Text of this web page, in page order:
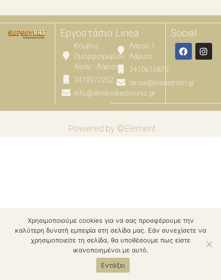
Εργοστάσιο
Κόμβος
Ομορφοχωρίου
Αγιας - Λάρισας
2410972252
info@dimitriskarbounis.gr
Linea
Λαγου 1
Λάρισα
2410615870
larisa@lineastrom.gr
Social
Powered by ©Element
Χρησιμοποιούμε cookies για να σας προσφέρουμε την
καλύτερη δυνατή εμπειρία στη σελίδα μας. Εάν συνεχίσετε να
χρησιμοποιείτε τη σελίδα, θα υποθέσουμε πως είστε
ικανοποιημένοι με αυτό.
Εντάξει